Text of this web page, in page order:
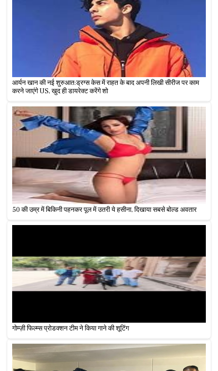
आर्यन खान की नई शुरुआत:ड्रग्स केस में राहत के बाद अपनी लिखी सीरीज पर काम
करने जाएंगे US, खुद ही डायरेक्ट करेंगे शो
50 की उम्र में बिकिनी पहनकर पूल में उतरी ये हसीना, दिखाया सबसे बोल्ड अवतार
गोम्ज़ी फिल्म्स प्रोडक्शन टीम ने किया गाने की शूटिंग